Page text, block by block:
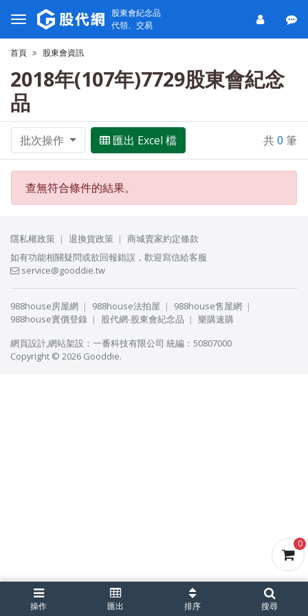
0
股東會紀念品
代領、交易
首頁 股東會資訊
2018年(107年)7729股東會紀念
品
批次操作 匯出 Excel 檔 共0 筆
查無符合條件的結果。
操作 匯出 排序 搜尋
隱私權政策 退換貨政策
商城賣家約定條款
如有功能相關疑問或欲回報錯誤，歡迎寫信給客服
service@gooddie.tw
988house房屋網 988house法拍屋
988house售屋網
988house實價登錄
股代網-股東會紀念品
樂購速購
網頁設計,網站架設 ： 一番科技有限公司 統編：50807000
Copyright © 2026 Gooddie.